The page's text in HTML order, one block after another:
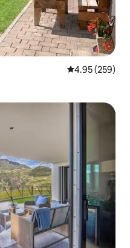
Meánrátáil
4.95 (259)